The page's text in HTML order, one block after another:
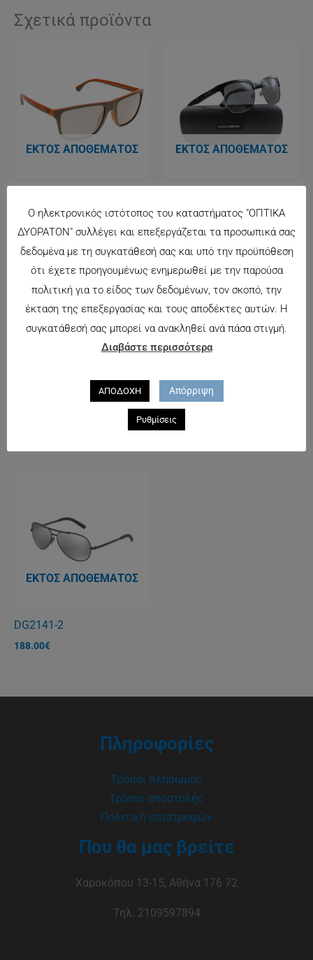
Σχετικά προϊόντα
ΕΚΤΌΣ ΑΠΟΘΈΜΑΤΟΣ
155.00€
ΕΚΤΌΣ ΑΠΟΘΈΜΑΤΟΣ
162.00€
★ 12 Άτοκες Δόσεις ★
RAY BAN 4165 JUSTIN 5A
125.00
ΕΚΤΌΣ ΑΠΟΘΈΜΑΤΟΣ
DG2141-2
188.00€
Πληροφορίες
Τρόποι πληρωμής
Τρόποι αποστολής
Πολιτική επιστροφών
Που θα μας βρείτε
Χαροκόπου 13-15, Αθήνα 176 72
Τηλ. 2109597894
Ο ηλεκτρονικός ιστότοπος του καταστήματος "ΟΠΤΙΚΑ
ΔΥΟΡΑΤΟΝ" συλλέγει και επεξεργάζεται τα προσωπικά σας
δεδομένα με τη συγκατάθεσή σας και υπό την προϋπόθεση
ότι έχετε προηγουμένως ενημερωθεί με την παρούσα
πολιτική για το είδος των δεδομένων, τον σκοπό, την
έκταση της επεξεργασίας και τους αποδέκτες αυτών. Η
συγκατάθεσή σας μπορεί να ανακληθεί ανά πάσα στιγμή.
Διαβάστε περισσότερα
ΑΠΟΔΟΧΗ Απόρριψη
Ρυθμίσεις